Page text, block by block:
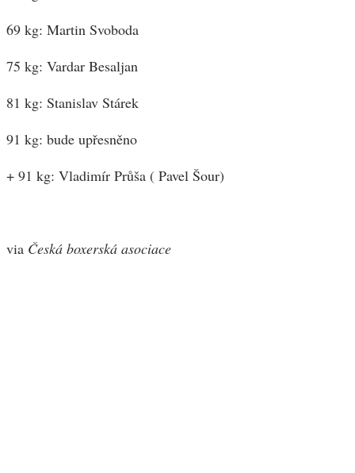
69 kg: Martin Svoboda
75 kg: Vardar Besaljan
81 kg: Stanislav Stárek
91 kg: bude upřesněno
+ 91 kg: Vladimír Průša ( Pavel Šour)
via Česká boxerská asociace